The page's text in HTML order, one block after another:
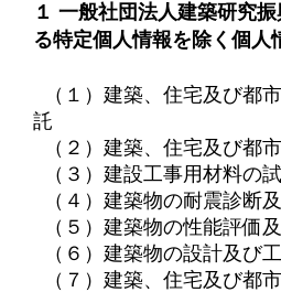
１ 一般社団法人建築研究
る特定個人情報を除く個
（１）建築、住宅及び都
託
（２）建築、住宅及び都
（３）建設工事用材料の
（４）建築物の耐震診断
（５）建築物の性能評価
（６）建築物の設計及び
（７）建築、住宅及び都